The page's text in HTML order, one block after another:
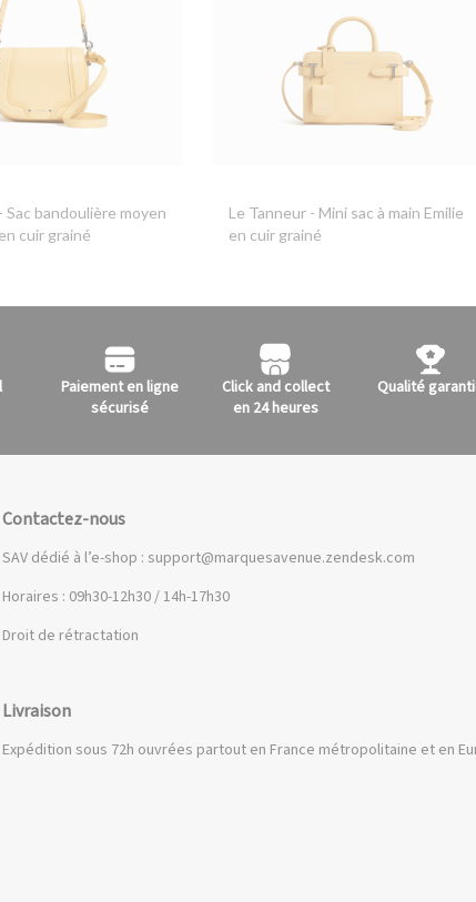
Sac bandoulière moyen
cuir grainé
Le Tanneur - Mini sac à main Emilie
en cuir grainé
Paiement en ligne
sécurisé
Click and collect
en 24 heures
Qualité
Contactez-nous
SAV dédié à l’e-shop : support@marquesavenue.zendesk.com
Horaires : 09h30-12h30 / 14h-17h30
Droit de rétractation
Livraison
Expédition sous 72h ouvrées partout en France métropolitaine et en